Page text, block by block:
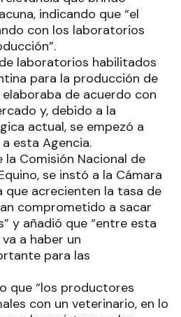
indicando que “el
con los laboratorios
laboratorios habilitados
para la producción de
de acuerdo con
y, debido a la
actual, se empezó a
esta Agencia.
la Comisión Nacional de
se instó a la Cámara
que acrecienten la tasa de
comprometido a sacar
y añadió que “entre esta
a haber un
para las
que “los productores
con un veterinario, en lo